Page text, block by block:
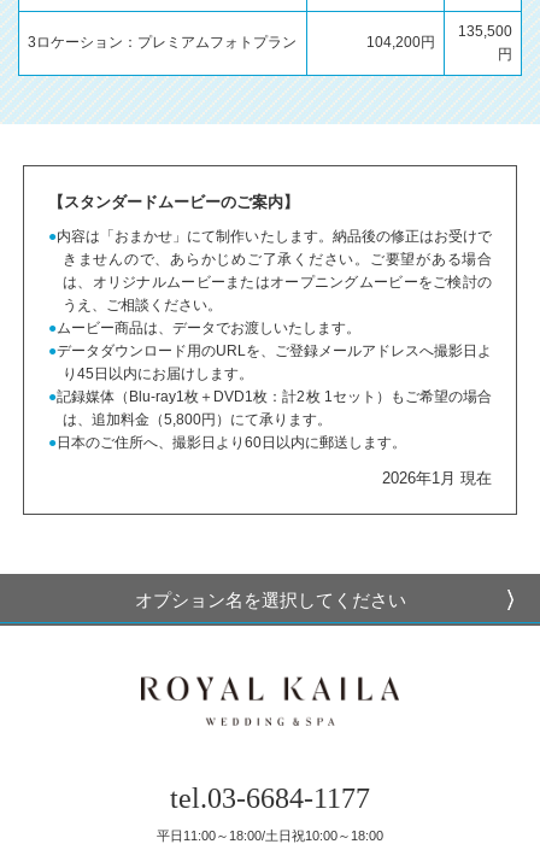
3ロケーション：プレミアムフォトプラン 104,200円
135,500
円
【スタンダードムービーのご案内】
内容は「おまかせ」にて制作いたします。納品後の修正はお受けで
きませんので、あらかじめご了承ください。ご要望がある場合
は、オリジナルムービーまたはオープニングムービーをご検討の
うえ、ご相談ください。
ムービー商品は、データでお渡しいたします。
データダウンロード用のURLを、ご登録メールアドレスへ撮影日よ
り45日以内にお届けします。
記録媒体（Blu-ray1枚＋DVD1枚：計2枚 1セット）もご希望の場合
は、追加料金（5,800円）にて承ります。
日本のご住所へ、撮影日より60日以内に郵送します。
2026年1月 現在
オプション名を選択してください
tel.03-6684-1177
平日11:00～18:00/土日祝10:00～18:00